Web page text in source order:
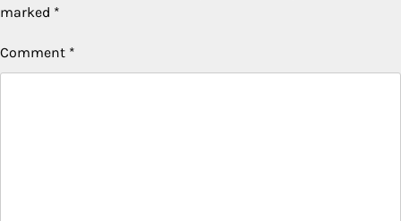
marked *
Comment *